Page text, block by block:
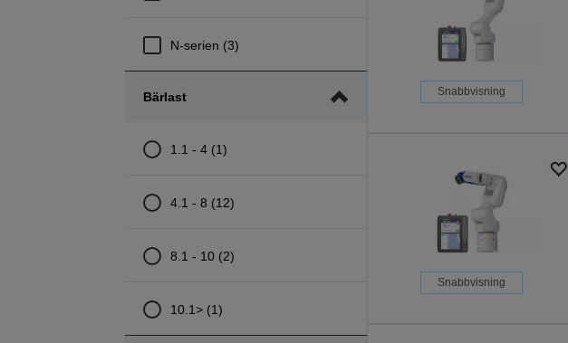
N-serien (3)
Bärlast
1.1 - 4 (1)
4.1 - 8 (12)
8.1 - 10 (2)
10.1> (1)
Snabbvisning
Snabbvisning